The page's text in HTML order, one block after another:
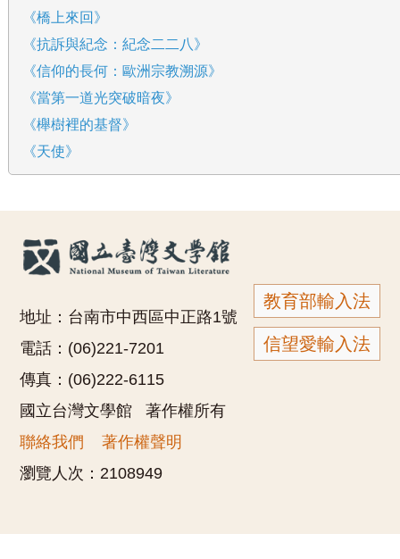
《橋上來回》
《抗訴與紀念：紀念二二八》
《信仰的長何：歐洲宗教溯源》
《當第一道光突破暗夜》
《櫸樹裡的基督》
《天使》
教育部輸入法
信望愛輸入法
地址：台南市中西區中正路1號
電話：(06)221-7201
傳真：(06)222-6115
國立台灣文學館 著作權所有
聯絡我們
著作權聲明
瀏覽人次： 2108949